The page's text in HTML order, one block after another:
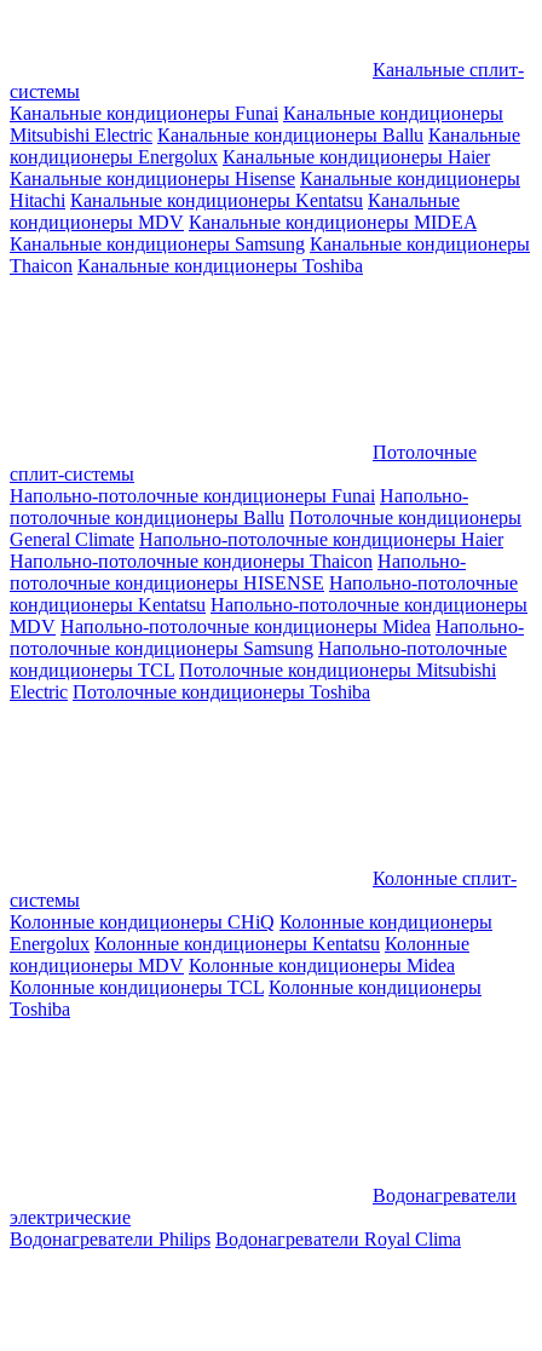
Канальные сплит-
системы
Канальные кондиционеры Funai Канальные кондиционеры
Mitsubishi Electric Канальные кондиционеры Ballu Канальные
кондиционеры Energolux Канальные кондиционеры Haier
Канальные кондиционеры Hisense Канальные кондиционеры
Hitachi Канальные кондиционеры Kentatsu Канальные
кондиционеры MDV Канальные кондиционеры MIDEA
Канальные кондиционеры Samsung Канальные кондиционеры
Thaicon Канальные кондиционеры Toshiba
Потолочные
сплит-системы
Напольно-потолочные кондиционеры Funai Напольно-
потолочные кондиционеры Ballu Потолочные кондиционеры
General Climate Напольно-потолочные кондиционеры Haier
Напольно-потолочные кондионеры Thaicon Напольно-
потолочные кондиционеры HISENSE Напольно-потолочные
кондиционеры Kentatsu Напольно-потолочные кондиционеры
MDV Напольно-потолочные кондиционеры Midea Напольно-
потолочные кондиционеры Samsung Напольно-потолочные
кондиционеры TCL Потолочные кондиционеры Mitsubishi
Electric Потолочные кондиционеры Toshiba
Колонные сплит-
системы
Колонные кондиционеры CHiQ Колонные кондиционеры
Energolux Колонные кондиционеры Kentatsu Колонные
кондиционеры MDV Колонные кондиционеры Midea
Колонные кондиционеры TCL Колонные кондиционеры
Toshiba
Водонагреватели
электрические
Водонагреватели Philips Водонагреватели Royal Clima